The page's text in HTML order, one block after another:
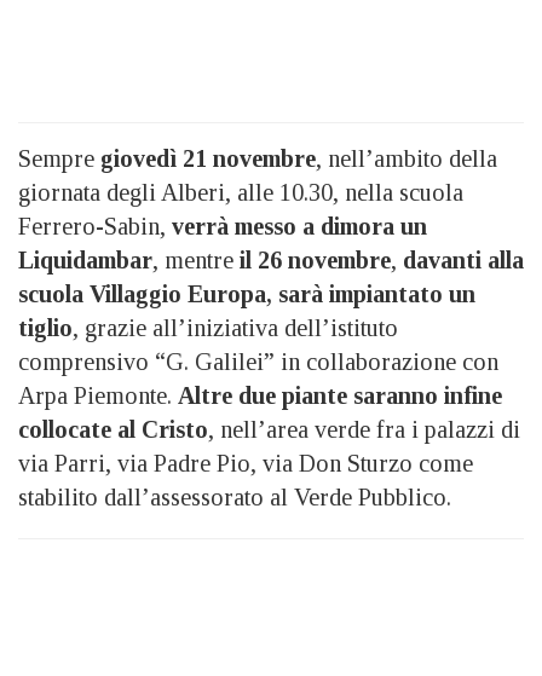
Sempre giovedì 21 novembre, nell’ambito della
giornata degli Alberi, alle 10.30, nella scuola
Ferrero-Sabin, verrà messo a dimora un
Liquidambar, mentre il 26 novembre, davanti alla
scuola Villaggio Europa, sarà impiantato un
tiglio, grazie all’iniziativa dell’istituto
comprensivo “G. Galilei” in collaborazione con
Arpa Piemonte. Altre due piante saranno infine
collocate al Cristo, nell’area verde fra i palazzi di
via Parri, via Padre Pio, via Don Sturzo come
stabilito dall’assessorato al Verde Pubblico.